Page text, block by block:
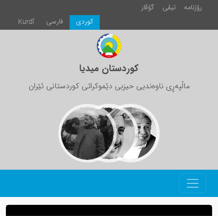
رۆژنامە تیڤی
گۆڤار
Kurdî
فارسی كوردی
کوردستان میدیا
ماڵپەڕی ناوەندیی حیزبی دێموکراتی کوردستانی ئێران